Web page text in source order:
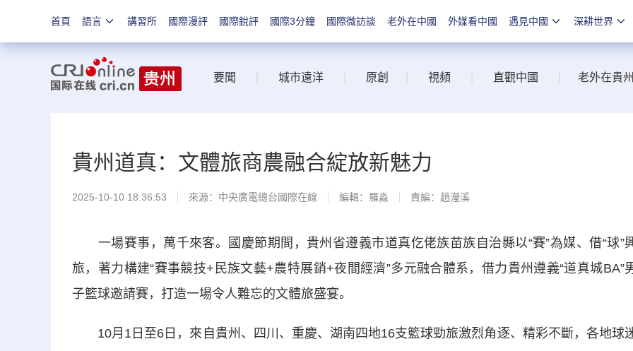
首頁 語言 講習所 國際漫評 國際銳評 國際3分鐘 國際微訪談 老外在中國 外媒看中國 遇見中國 深耕世界
要聞 城市遠洋 原創 視頻 直觀中國 老外在貴
貴州道真：文體旅商農融合綻放新魅力
2025-10-10 18:36:53 來源：中央廣電總台國際在線 編輯：羅淼 責編：趙瀅溪
一場賽事，萬千來客。國慶節期間，貴州省遵義市道真仡佬族苗族自治縣以“賽”為媒、借“球”
旅，著力構建“賽事競技+民族文藝+農特展銷+夜間經濟”多元融合體系，借力貴州遵義“道真城BA”
子籃球邀請賽，打造一場令人難忘的文體旅盛宴。
10月1日至6日，來自貴州、四川、重慶、湖南四地16支籃球勁旅激烈角逐、精彩不斷，各地球